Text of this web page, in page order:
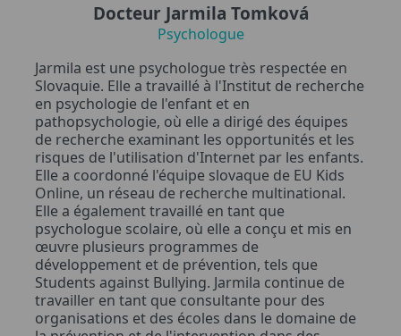
Docteur Jarmila Tomková
Psychologue
Jarmila est une psychologue très respectée en
Slovaquie. Elle a travaillé à l'Institut de recherche
en psychologie de l'enfant et en
pathopsychologie, où elle a dirigé des équipes
de recherche examinant les opportunités et les
risques de l'utilisation d'Internet par les enfants.
Elle a coordonné l'équipe slovaque de EU Kids
Online, un réseau de recherche multinational.
Elle a également travaillé en tant que
psychologue scolaire, où elle a conçu et mis en
œuvre plusieurs programmes de
développement et de prévention, tels que
Students against Bullying. Jarmila continue de
travailler en tant que consultante pour des
organisations et des écoles dans le domaine de